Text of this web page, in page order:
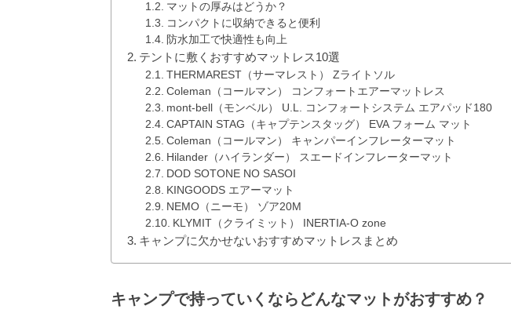
マットの厚みはどうか？
コンパクトに収納できると便利
防水加工で快適性も向上
テントに敷くおすすめマットレス10選
THERMAREST（サーマレスト） Zライトソル
Coleman（コールマン） コンフォートエアーマットレス
mont-bell（モンベル） U.L. コンフォートシステム エアパッド180
CAPTAIN STAG（キャプテンスタッグ） EVA フォーム マット
Coleman（コールマン） キャンパーインフレーターマット
Hilander（ハイランダー） スエードインフレーターマット
DOD SOTONE NO SASOI
KINGOODS エアーマット
NEMO（ニーモ） ゾア20M
KLYMIT（クライミット） INERTIA-O zone
キャンプに欠かせないおすすめマットレスまとめ
キャンプで持っていくならどんなマットがおすすめ？